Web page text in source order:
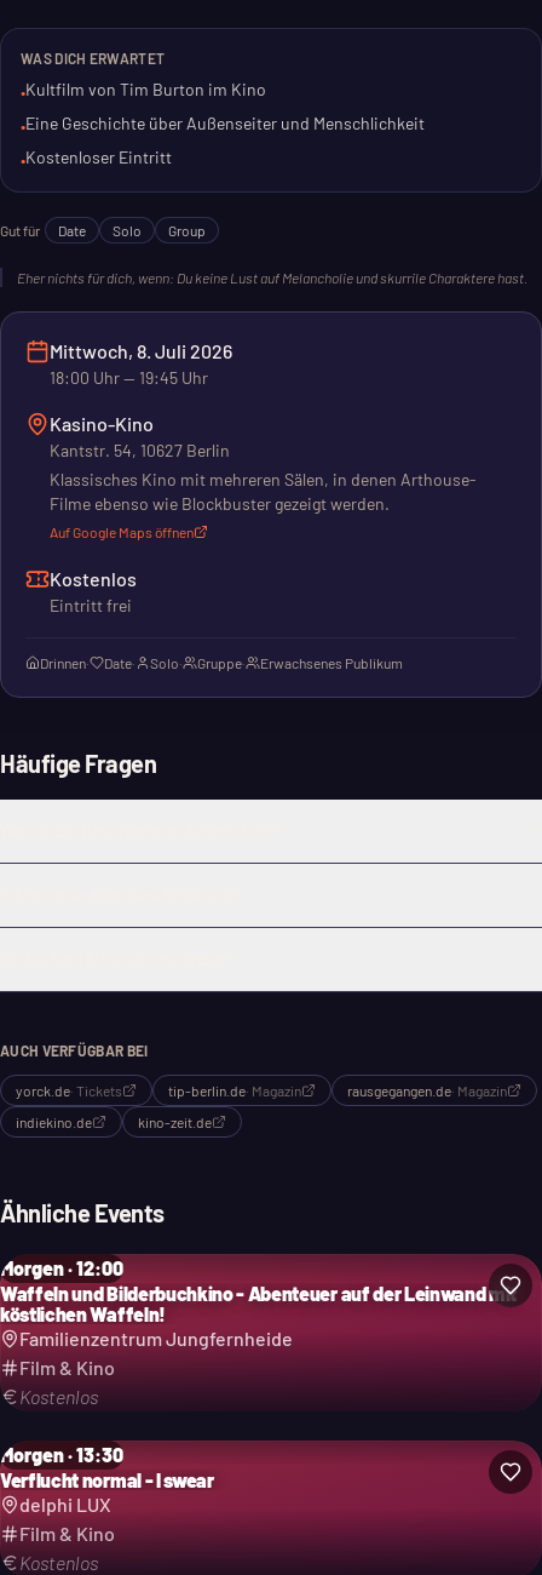
Erwachsene, das nachdenklich stimmt.
Der Film ist kostenlos. Eine gute Gelegenheit, diesen Klassiker
kontemplativen Abend in Charlottenburg.
WAS DICH ERWARTET
•Kultfilm von Tim Burton im Kino
•Eine Geschichte über Außenseiter und Menschlichkeit
•Kostenloser Eintritt
Gut für Date Solo Group
Eher nichts für dich, wenn: Du keine Lust auf Melancholie und skurrile Charaktere hast.
Mittwoch, 8. Juli 2026
18:00 Uhr— 19:45 Uhr
Kasino-Kino
Kantstr. 54, 10627 Berlin
Klassisches Kino mit mehreren Sälen, in denen Arthouse-
Filme ebenso wie Blockbuster gezeigt werden.
Auf Google Maps öffnen
Kostenlos
Eintritt frei
Drinnen· Date· Solo· Gruppe· Erwachsenes Publikum
Häufige Fragen
AUCH VERFÜGBAR BEI
yorck.de· Tickets tip-berlin.de· Magazin rausgegangen.de· Magazin
indiekino.de
kino-zeit.de
Ähnliche Events
Morgen · 12:00
Waffeln und Bilderbuchkino - Abenteuer auf der Leinwand mit
köstlichen Waffeln!
Familienzentrum Jungfernheide
Film & Kino
Kostenlos
Morgen · 13:30
Verflucht normal - I swear
delphi LUX
Film & Kino
Kostenlos